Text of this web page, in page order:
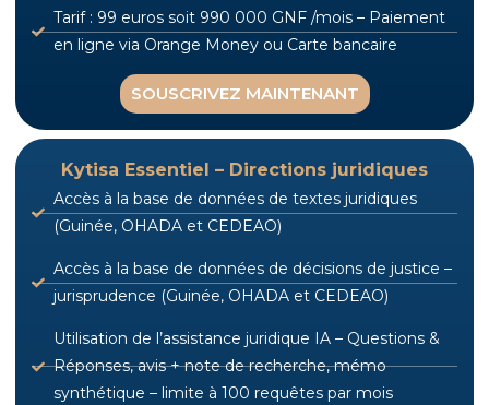
Tarif : 99 euros soit 990 000 GNF /mois – Paiement
en ligne via Orange Money ou Carte bancaire
SOUSCRIVEZ MAINTENANT
Kytisa Essentiel – Directions juridiques
Accès à la base de données de textes juridiques
(Guinée, OHADA et CEDEAO)
Accès à la base de données de décisions de justice –
jurisprudence (Guinée, OHADA et CEDEAO)
Utilisation de l’assistance juridique IA – Questions &
Réponses, avis + note de recherche, mémo
synthétique – limite à 100 requêtes par mois